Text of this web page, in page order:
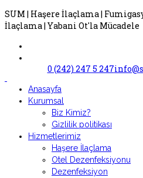
SUM | Haşere İlaçlama |
İlaçlama | Yabani Ot'la Mücadele
0 (242) 247 5 247
Anasayfa
Kurumsal
Biz Kimiz?
Gizlilik politikası
Hizmetlerimiz
Haşere İlaçlama
Otel Dezenfeksiyonu
Dezenfeksiyon